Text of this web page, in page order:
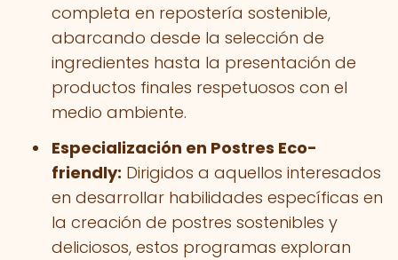
completa en repostería sostenible,
abarcando desde la selección de
ingredientes hasta la presentación de
productos finales respetuosos con el
medio ambiente.
Especialización en Postres Eco-
friendly: Dirigidos a aquellos interesados
en desarrollar habilidades específicas en
la creación de postres sostenibles y
deliciosos, estos programas exploran